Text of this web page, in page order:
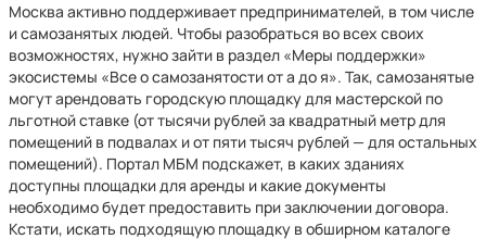
Москва активно поддерживает предпринимателей, в том числе
и самозанятых людей. Чтобы разобраться во всех своих
возможностях, нужно зайти в раздел «Меры поддержки»
экосистемы «Все о самозанятости от а до я». Так, самозанятые
могут арендовать городскую площадку для мастерской по
льготной ставке (от тысячи рублей за квадратный метр для
помещений в подвалах и от пяти тысяч рублей — для остальных
помещений). Портал МБМ подскажет, в каких зданиях
доступны площадки для аренды и какие документы
необходимо будет предоставить при заключении договора.
Кстати, искать подходящую площадку в обширном каталоге